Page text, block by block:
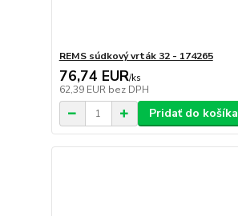
REMS súdkový vrták 32 - 174265
76,74 EUR/ks
62,39 EUR bez DPH
Pridať do košíka